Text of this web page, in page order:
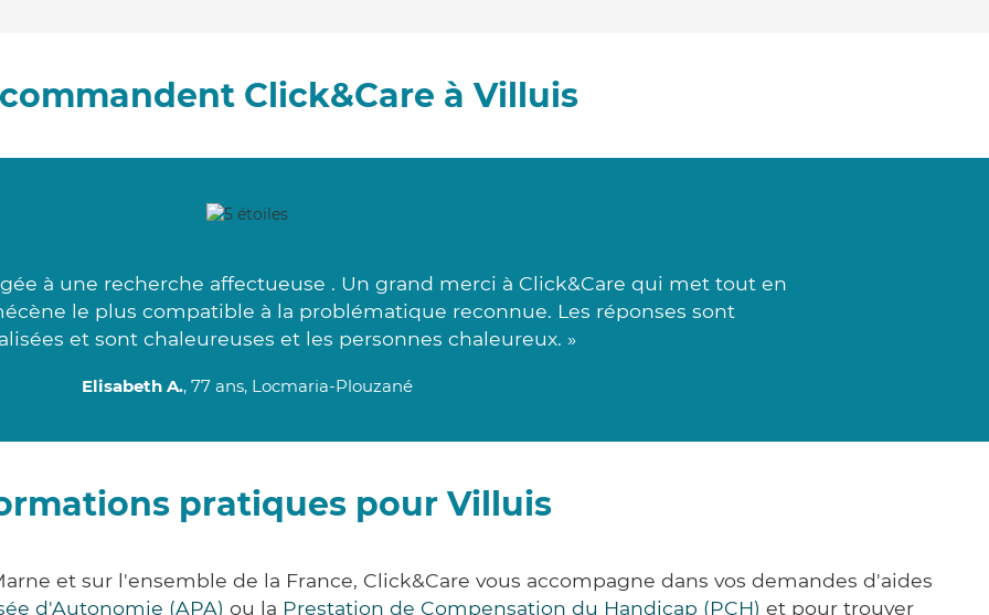
Click&Care à Villuis
à une recherche affectueuse . Un grand merci à Click&Care qui met tout en
le plus compatible à la problématique reconnue. Les réponses sont
et sont chaleureuses et les personnes chaleureux. »
Elisabeth A., 77 ans, Locmaria-Plouzané
pratiques pour Villuis
et sur l'ensemble de la France, Click&Care vous accompagne dans vos demandes d'aides
d'Autonomie (APA) ou la Prestation de Compensation du Handicap (PCH) et pour trouver